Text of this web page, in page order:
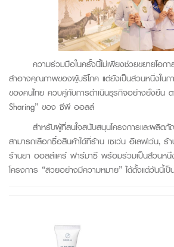
ความร่วมมือในครั้งนี้ไม่เพียงช่วยขยายโอกา
สำอางคุณภาพของผู้บริโภค แต่ยังเป็นส่วนหนึ่งใน
ของคนไทย ควบคู่กับการดำเนินธุรกิจอย่างยั่งยืน
Sharing” ของ ซีพี ออลล์
สำหรับผู้ที่สนใจสนับสนุนโครงการและผลิต
สามารถเลือกซื้อสินค้าได้ที่ร้าน เซเว่น อีเลฟเว่น,
ร้านยา ออลล์แคร์ ฟาร์มาซี พร้อมร่วมเป็นส่วนหนึ่
โครงการ “สวยอย่างมีความหมาย” ได้ตั้งแต่วันนี้เป็